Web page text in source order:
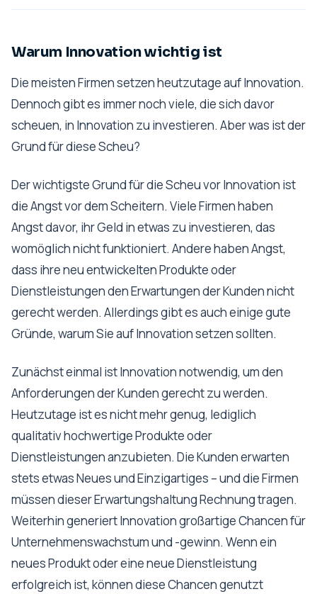
Warum Innovation wichtig ist
Die meisten Firmen setzen heutzutage auf Innovation.
Dennoch gibt es immer noch viele, die sich davor
scheuen, in Innovation zu investieren. Aber was ist der
Grund für diese Scheu?
Der wichtigste Grund für die Scheu vor Innovation ist
die Angst vor dem Scheitern. Viele Firmen haben
Angst davor, ihr Geld in etwas zu investieren, das
womöglich nicht funktioniert. Andere haben Angst,
dass ihre neu entwickelten Produkte oder
Dienstleistungen den Erwartungen der Kunden nicht
gerecht werden. Allerdings gibt es auch einige gute
Gründe, warum Sie auf Innovation setzen sollten.
Zunächst einmal ist Innovation notwendig, um den
Anforderungen der Kunden gerecht zu werden.
Heutzutage ist es nicht mehr genug, lediglich
qualitativ hochwertige Produkte oder
Dienstleistungen anzubieten. Die Kunden erwarten
stets etwas Neues und Einzigartiges – und die Firmen
müssen dieser Erwartungshaltung Rechnung tragen.
Weiterhin generiert Innovation großartige Chancen für
Unternehmenswachstum und -gewinn. Wenn ein
neues Produkt oder eine neue Dienstleistung
erfolgreich ist, können diese Chancen genutzt